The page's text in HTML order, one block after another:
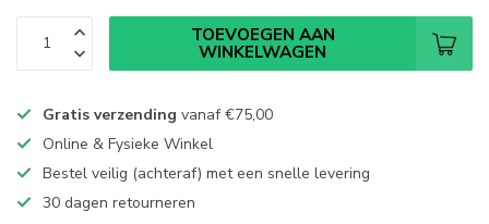
TOEVOEGEN AAN
WINKELWAGEN
Gratis verzending vanaf€75,00
Online & Fysieke Winkel
Bestel veilig (achteraf) met een snelle levering
30 dagen retourneren